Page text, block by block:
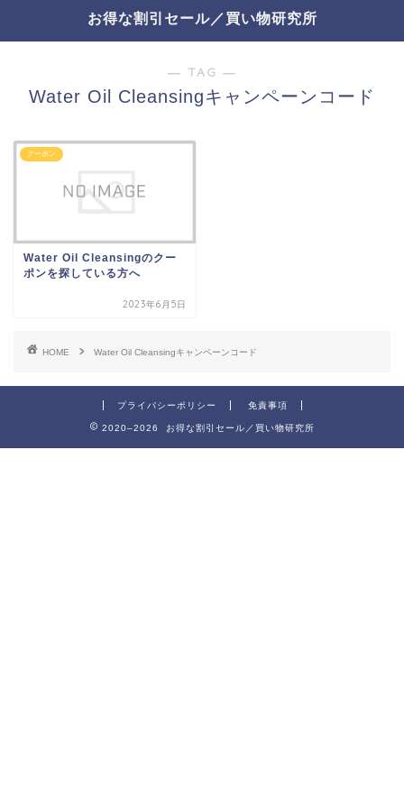
お得な割引セール／買い物研究所
― TAG ―
Water Oil Cleansingキャンペーンコード
クーポン
Water Oil Cleansingのクー
ポンを探している方へ
2023年6月5日
HOME Water Oil Cleansingキャンペーンコード
プライバシーポリシー 免責事項
2020–2026 お得な割引セール／買い物研究所